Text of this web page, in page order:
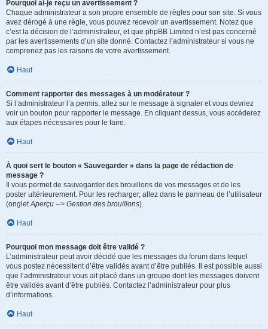
Pourquoi ai-je reçu un avertissement ?
Chaque administrateur a son propre ensemble de règles pour son site. Si vous
avez dérogé à une règle, vous pouvez recevoir un avertissement. Notez que
c’est la décision de l’administrateur, et que phpBB Limited n’est pas concerné
par les avertissements d’un site donné. Contactez l’administrateur si vous ne
comprenez pas les raisons de votre avertissement.
Haut
Comment rapporter des messages à un modérateur ?
Si l’administrateur l’a permis, allez sur le message à signaler et vous devriez
voir un bouton pour rapporter le message. En cliquant dessus, vous accéderez
aux étapes nécessaires pour le faire.
Haut
À quoi sert le bouton « Sauvegarder » dans la page de rédaction de
message ?
Il vous permet de sauvegarder des brouillons de vos messages et de les
poster ultérieurement. Pour les recharger, allez dans le panneau de l’utilisateur
(ongletAperçu --> Gestion des brouillons).
Haut
Pourquoi mon message doit être validé ?
L’administrateur peut avoir décidé que les messages du forum dans lequel
vous postez nécessitent d’être validés avant d’être publiés. Il est possible aussi
que l’administrateur vous ait placé dans un groupe dont les messages doivent
être validés avant d’être publiés. Contactez l’administrateur pour plus
d’informations.
Haut